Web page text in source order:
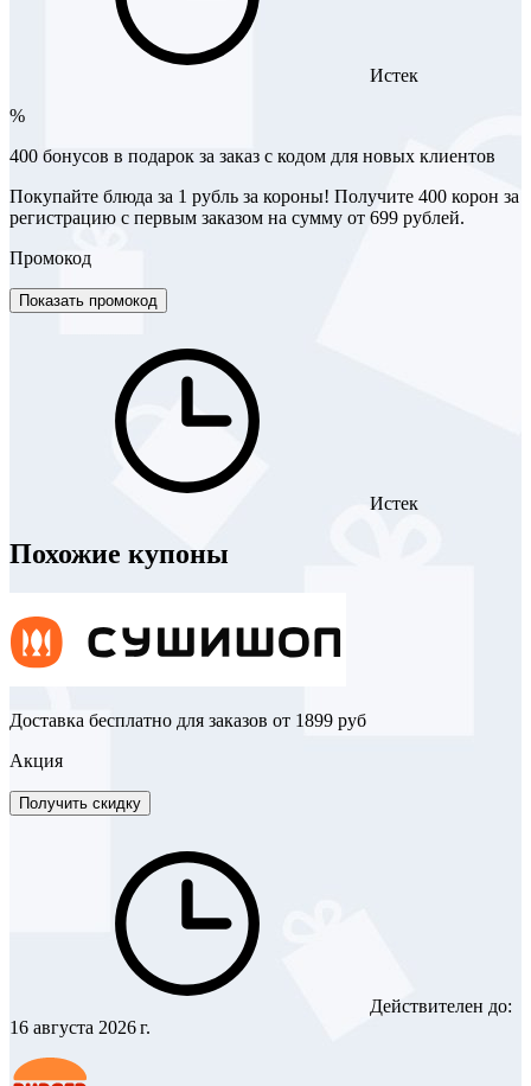
Истек
%
400 бонусов в подарок за заказ с кодом для новых клиентов
Покупайте блюда за 1 рубль за короны! Получите 400 корон за
регистрацию с первым заказом на сумму от 699 рублей.
Промокод
Показать промокод
Истек
Похожие купоны
Доставка бесплатно для заказов от 1899 руб
Акция
Получить скидку
Действителен до:
16 августа 2026 г.